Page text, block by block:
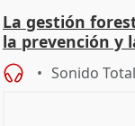
La gestión
la prevención y
Sonido